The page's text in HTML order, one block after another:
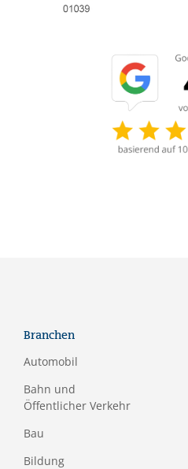
Branchen
Automobil
Bahn und
Öffentlicher Verkehr
Bau
Bildung